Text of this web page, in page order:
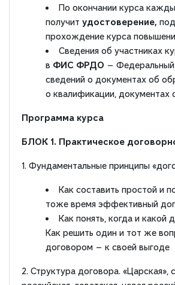
По окончании курса
получит удостоверение,
прохождение курса
Сведения об участниках
в ФИС ФРДО — Федеральный
сведений о документах об
о квалификации, документах
Программа курса
БЛОК 1. Практическое
1. Фундаментальные принципы
Как составить простой и
тоже время эффективный
Как понять, когда и какой
Как решить один и тот же
договором — к своей выгоде
2. Структура договора. «Царская»,